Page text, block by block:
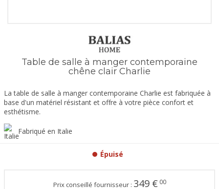
Table de salle à manger contemporaine
chêne clair Charlie
La table de salle à manger contemporaine Charlie est fabriquée à
base d'un matériel résistant et offre à votre pièce confort et
esthétisme.
Fabriqué en Italie
Épuisé
Prix conseillé fournisseur : 349 € 00